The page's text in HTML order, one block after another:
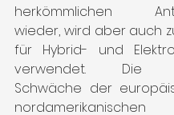
herkömmlichen
wieder, wird aber auch
für Hybrid- und
verwendet. Die
Schwäche der
nordamerikanischen